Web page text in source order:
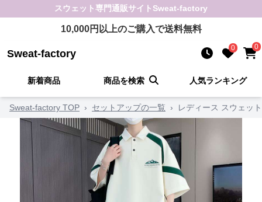
スウェット専門通販サイト Sweat-factory
10,000円以上のご購入で送料無料
Sweat-factory 0 0
新着商品 商品を検索 人気ランキング
Sweat-factory TOP › セットアップの一覧 › レディース スウェッ